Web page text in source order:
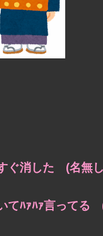
ぐ消した (名無
てﾊｧﾊｧ言ってる